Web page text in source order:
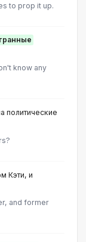
to prop it up.
know any
политические
Кэти, и
and former